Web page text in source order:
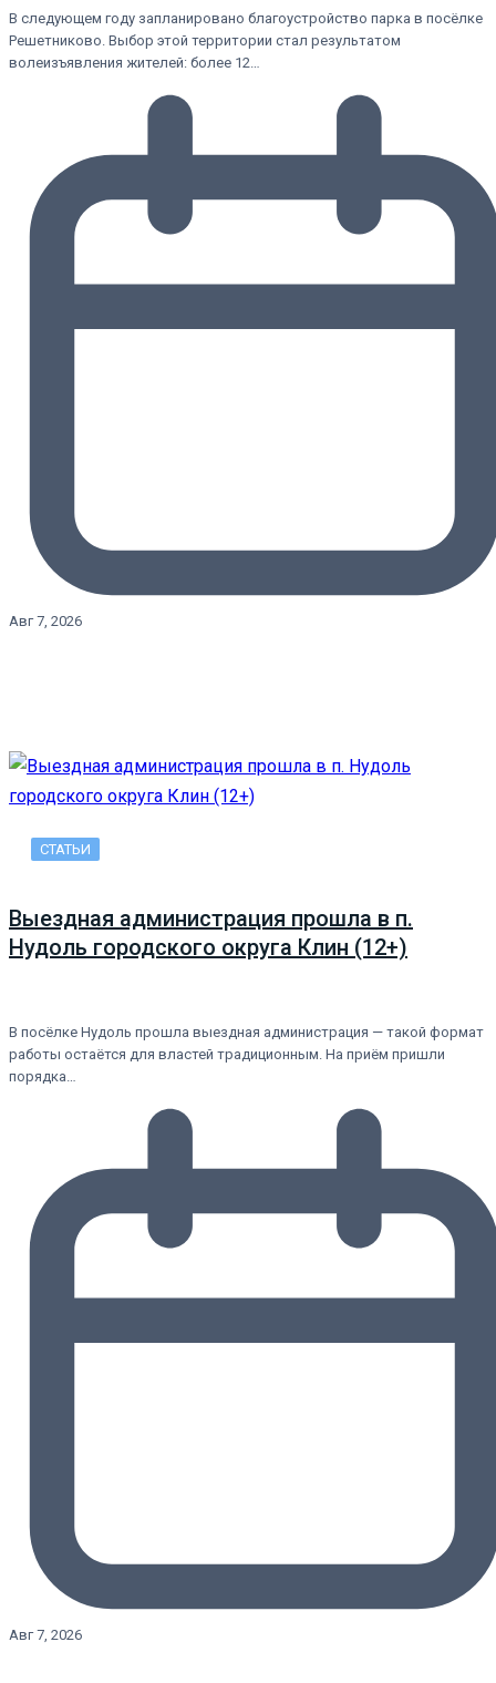
В следующем году запланировано благоустройство парка в посёлке
Решетниково. Выбор этой территории стал результатом
волеизъявления жителей: более 12…
Авг 7, 2026
СТАТЬИ
Выездная администрация прошла в п.
Нудоль городского округа Клин (12+)
В посёлке Нудоль прошла выездная администрация — такой формат
работы остаётся для властей традиционным. На приём пришли
порядка…
Авг 7, 2026